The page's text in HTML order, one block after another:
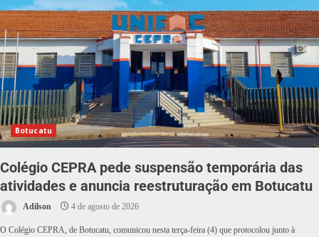
Botucatu
Colégio CEPRA pede suspensão temporária das
atividades e anuncia reestruturação em Botucatu
Adilson 4 de agosto de 2026
O Colégio CEPRA, de Botucatu, comunicou nesta terça-feira (4) que protocolou junto à